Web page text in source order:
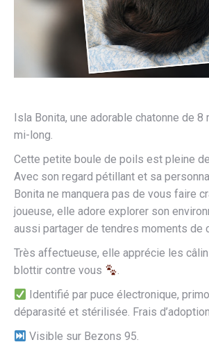
Isla Bonita, une adorable chatonne de 8
mi-long.
Cette petite boule de poils est pleine
Avec son regard pétillant et sa
Bonita ne manquera pas de vous faire
joueuse, elle adore explorer son
aussi partager de tendres moments de
Très affectueuse, elle apprécie les
blottir contre vous
.
Identifié par puce électronique,
déparasité et stérilisée. Frais
Visible sur Bezons 95.